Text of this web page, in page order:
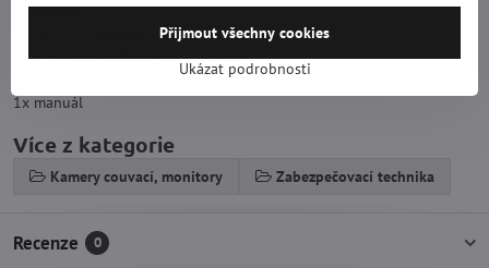
1x kamera
1x DC 12 V napájecí kabel
1x 5 m video kabel s RCA konektory
2x šrouby a matice pro upevnění
1x manuál
Více z kategorie
Kamery couvací, monitory Zabezpečovací technika
Recenze 0
Ukázat podrobnosti
Přijmout všechny cookies